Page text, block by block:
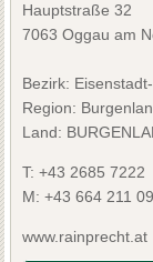
Hauptstraße 32
7063 Oggau am
Bezirk:
Region:
Land:
T: +43 2685 7222
M: +43 664 211
www.rainprecht.at